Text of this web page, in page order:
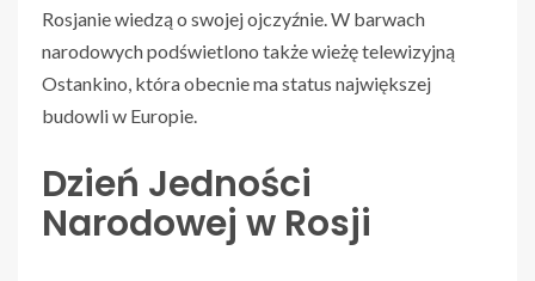
Rosjanie wiedzą o swojej ojczyźnie. W barwach
narodowych podświetlono także wieżę telewizyjną
Ostankino, która obecnie ma status największej
budowli w Europie.
Dzień Jedności
Narodowej w Rosji